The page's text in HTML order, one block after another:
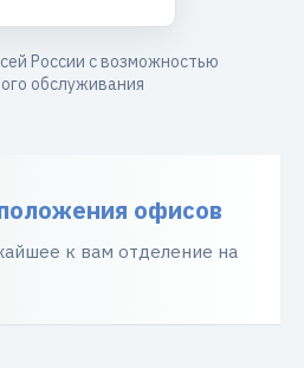
России с возможностью
обслуживания
офисов
к вам отделение на